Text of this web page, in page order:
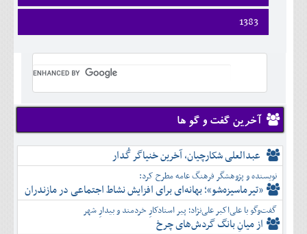
شهريور
مهر
آبان
آذر
تير
مرداد
شهريور
مهر
دی
بهمن
اسفند
ارديبهشت
خرداد
تير
مرداد
آبان
آذر
دی
بهمن
اسفند
فروردين
ارديبهشت
خرداد
شهريور
مهر
آبان
آذر
دی
بهمن
اسفند
1383
فروردين
تير
مرداد
شهريور
مهر
آبان
آذر
دی
بهمن
اسفند
آخرین گفت و گو ها
عبدالعلی شکارچیان، آخرین خنیاگر گُدار
نویسنده و پژوهشگر فرهنگ عامه مطرح کرد:
«تیرماسیزه‌شو»؛ بهانه‌ای برای افزایش نشاط اجتماعی در مازندران
گفت‌وگو با علی‌اکبر علی‌نژاد؛ پیر استادکارِ خردمند و بیدارِ شهر
از میانِ بانگ گردش‌های چرخ